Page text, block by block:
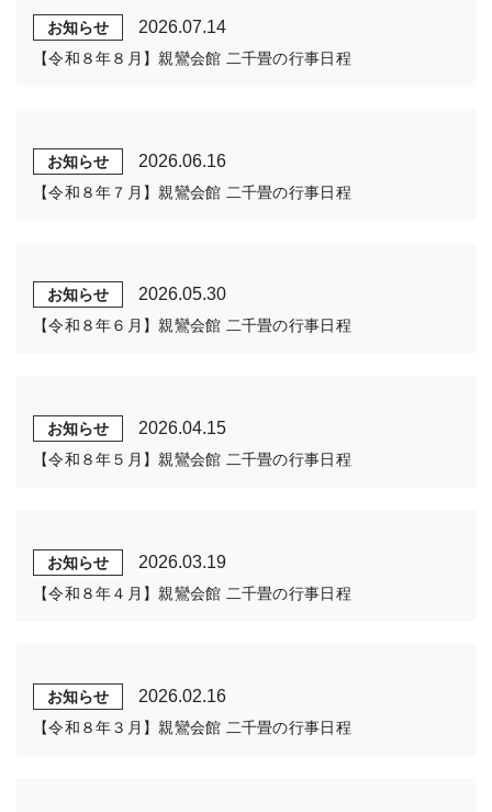
お知らせ 2026.07.14
【令和８年８月】親鸞会館 二千畳の行事日程
お知らせ 2026.06.16
【令和８年７月】親鸞会館 二千畳の行事日程
お知らせ 2026.05.30
【令和８年６月】親鸞会館 二千畳の行事日程
お知らせ 2026.04.15
【令和８年５月】親鸞会館 二千畳の行事日程
お知らせ 2026.03.19
【令和８年４月】親鸞会館 二千畳の行事日程
お知らせ 2026.02.16
【令和８年３月】親鸞会館 二千畳の行事日程